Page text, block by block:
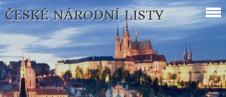
ČESKÉ NÁRODNÍ LISTY